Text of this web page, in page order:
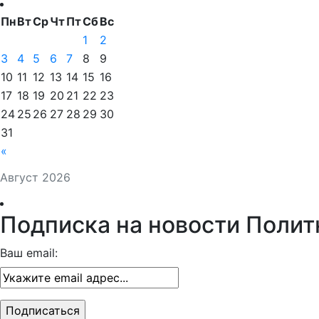
Август 2026
ПнВтСрЧтПтСбВс
«
1
2
3
4 5 6 7 8
9
10 11 12 13 14 15 16
17 18 19 20 21 22 23
24 25 26 27 28 29 30
31
Подписка на новости
Ваш email: